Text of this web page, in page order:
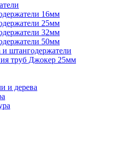
16мм
25мм
32мм
50мм
штангодержатели
труб Джокер 25мм
и дерева